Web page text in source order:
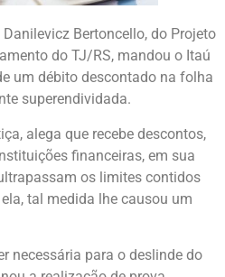
Bertoncello, do Projeto
do TJ/RS, mandou o Itaú
um débito descontado na folha
superendividada.
alega que recebe descontos,
financeiras, em sua
os limites contidos
tal medida lhe causou um
necessária para o deslinde do